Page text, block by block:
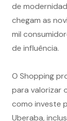
de
chegam as
mil
de influência.
O Shopping
para valorizar
como investe
Uberaba,